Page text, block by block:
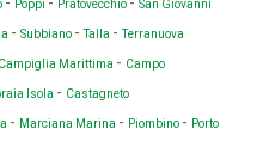
Poppi Pratovecchio San Giovanni
- Subbiano -Talla -Terranuova
Campiglia Marittima - Campo
Isola - Castagneto
- Marciana Marina - Piombino - Porto